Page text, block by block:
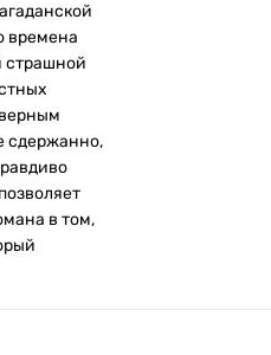
времена
страшной
сдержанно,
в том,